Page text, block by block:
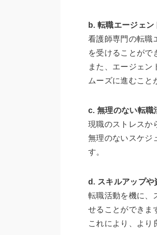
b. 転職エージェン
看護師専門の転職
を受けることがで
また、エージェン
ムーズに進むこと
c. 無理のない転職
現職のストレスか
無理のないスケジ
す。
d. スキルアップや
転職活動を機に、
せることができま
これにより、より